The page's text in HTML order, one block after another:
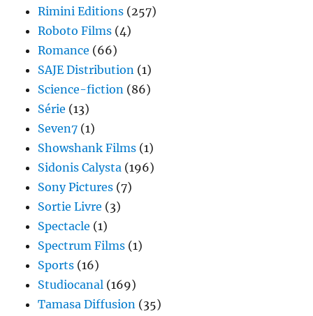
Rimini Editions (257)
Roboto Films (4)
Romance (66)
SAJE Distribution (1)
Science-fiction (86)
Série (13)
Seven7 (1)
Showshank Films (1)
Sidonis Calysta (196)
Sony Pictures (7)
Sortie Livre (3)
Spectacle (1)
Spectrum Films (1)
Sports (16)
Studiocanal (169)
Tamasa Diffusion (35)